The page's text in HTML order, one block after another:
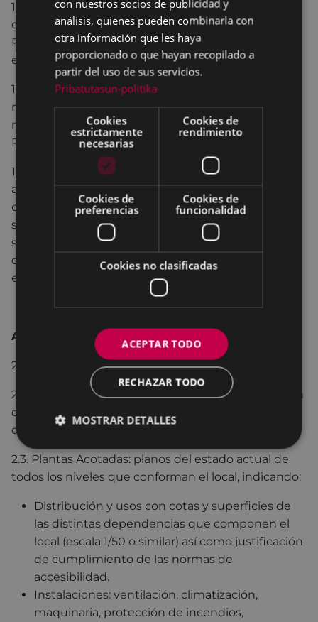
1.5. Antecedentes del local o actividad,
describiendo y especificando si es NUEVA,
REFORMA, o LEGALIZACIÓN de una actividad ya
existente.
1.6. Justificación del cumplimiento de toda la
normativa de aplicación: PGOU, ordenanzas
municipales, normativa de ruido, accesibilidad,
Protección contra incendios, normas sanitarias, etc.
1.7. Aportación de las correspondientes
autorizaciones y puestas en servicio que se
contemplan en las diferentes normativas de
seguridad industrial para aquellas instalaciones
sometidas a reglamentos específicos (instalación
eléctrica, instalación térmica, instalación de gas,
etc.).
A2 Planos:
2.1. Situación de la actividad (escala mínima 1:5000).
2.2. Emplazamiento en el que se señale la ubicación
exacta del local o edificio y lo relacione con el resto
de la finca (escala min. 1:500).
2.3. Plantas Acotadas: planos del estado actual de
todos los niveles que conforman el local, indicando:
Distribución y usos con cotas y superficies de
las distintas dependencias que componen el
local (escala 1/50 o similar) así como justificación
de cumplimiento de las normas de
accesibilidad.
Instalaciones: ventilación, climatización,
maquinaria, protección de incendios,
con nuestros socios de publicidad y
análisis, quienes pueden combinarla con
otra información que les haya
proporcionado o que hayan recopilado a
partir del uso de sus servicios.
Pribatutasun-politika
Cookies
estrictamente
necesarias
Cookies de
rendimiento
Cookies de
preferencias
Cookies de
funcionalidad
Cookies no clasificadas
ACEPTAR TODO
RECHAZAR TODO
MOSTRAR DETALLES